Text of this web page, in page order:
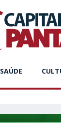
SAÚDE